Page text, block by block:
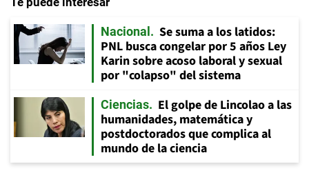
Nacional
Se suma a los latidos:
PNL busca congelar por 5 años Ley
Karin sobre acoso laboral y sexual
por "colapso" del sistema
Ciencias
El golpe de Lincolao a las
humanidades, matemática y
postdoctorados que complica al
mundo de la ciencia